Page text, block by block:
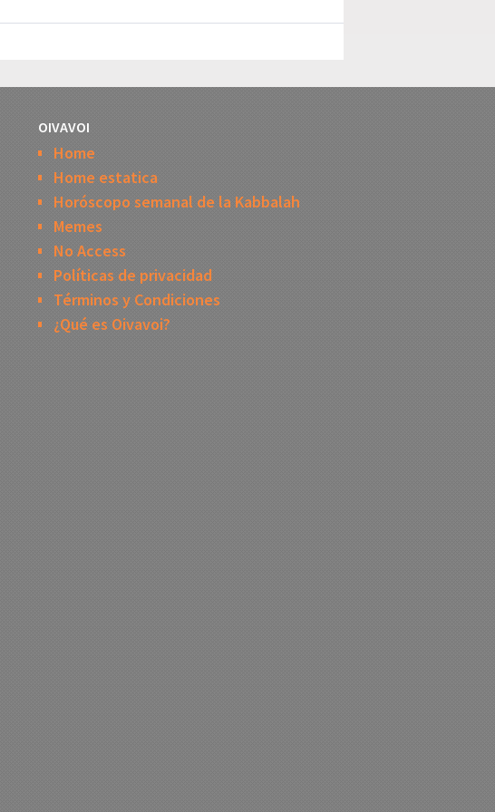
OIVAVOI
Home
Home estatica
Horóscopo semanal de la Kabbalah
Memes
No Access
Políticas de privacidad
Términos y Condiciones
¿Qué es Oivavoi?